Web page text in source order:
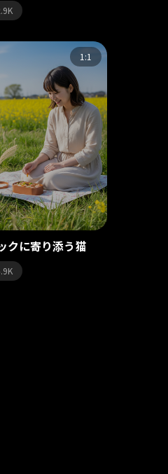
1:1
クに寄り添う猫